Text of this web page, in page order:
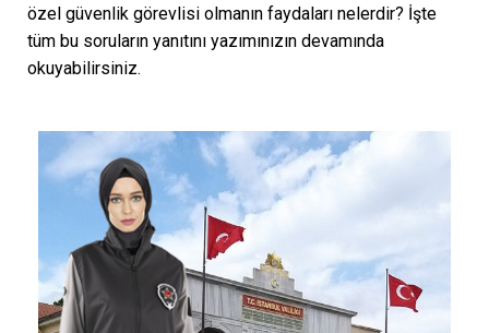
özel güvenlik görevlisi olmanın faydaları nelerdir? İşte
tüm bu soruların yanıtını yazımınızın devamında
okuyabilirsiniz.